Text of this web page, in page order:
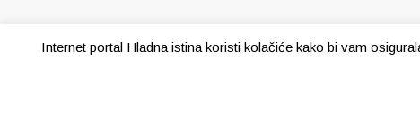
Internet portal Hladna istina koristi kolačiće kako bi vam